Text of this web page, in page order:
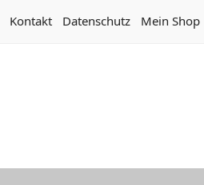
Kontakt Datenschutz Mein Shop